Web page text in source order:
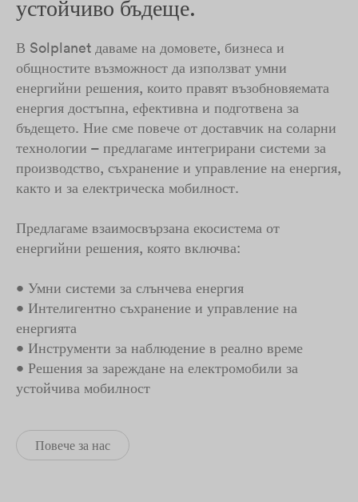
устойчиво бъдеще.
В Solplanet даваме на домовете, бизнеса и
общностите възможност да използват умни
енергийни решения, които правят възобновяемата
енергия достъпна, ефективна и подготвена за
бъдещето. Ние сме повече от доставчик на соларни
технологии – предлагаме интегрирани системи за
производство, съхранение и управление на енергия,
както и за електрическа мобилност.
Предлагаме взаимосвързана екосистема от
енергийни решения, която включва:
• Умни системи за слънчева енергия
• Интелигентно съхранение и управление на
енергията
• Инструменти за наблюдение в реално време
• Решения за зареждане на електромобили за
устойчива мобилност
Повече за нас